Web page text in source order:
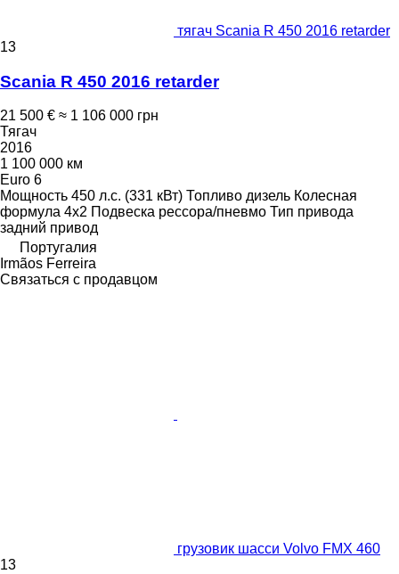
тягач Scania R 450 2016 retarder
13
Scania R 450 2016 retarder
21 500 € ≈ 1 106 000 грн
Тягач
2016
1 100 000 км
Euro 6
Мощность 450 л.с. (331 кВт) Топливо дизель Колесная
формула 4x2 Подвеска рессора/пневмо Тип привода
задний привод
Португалия
Irmãos Ferreira
Связаться с продавцом
грузовик шасси Volvo FMX 460
13